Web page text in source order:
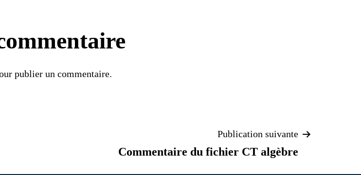
publier un commentaire.
Publication suivante
Commentaire du fichier CT algèbre